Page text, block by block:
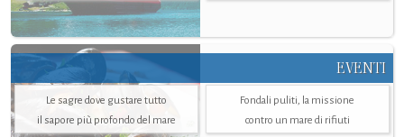
EVENTI
Le sagre dove gustare tutto
il sapore più profondo del mare
Fondali puliti, la missione
contro un mare di rifiuti